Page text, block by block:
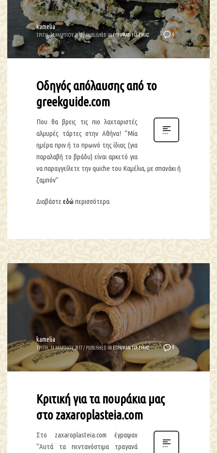
0
kamelia
ΤΡΙΤΗ, 14 ΜΑΡΤΙΟΥ 2017 /PUBLISHED INΕΓΡΑΨΑΝ ΓΙΑ ΕΜΑΣ
Οδηγός απόλαυσης από το
greekguide.com
Που θα βρεις τις πιο λαχταριστές
αλμυρές τάρτες στην Αθήνα! “Μία
ημέρα πριν ή το πρωινό της ίδιας (για
παραλαβή το βράδυ) είναι αρκετό για
να παραγγείλετε την quiche του Καμέλια, με σπανάκι ή
ζαμπόν”
Διαβάστε εδώ περισσότερα
0
kamelia
ΤΡΙΤΗ, 14 ΜΑΡΤΙΟΥ 2017/ PUBLISHED INΕΓΡΑΨΑΝ ΓΙΑ ΕΜΑΣ
Κριτική για τα πουράκια μας
στο zaxaroplasteia.com
Στο zaxaroplasteia.com έγραψαν
“Αυτά τα πεντανόστιμα τραγανά